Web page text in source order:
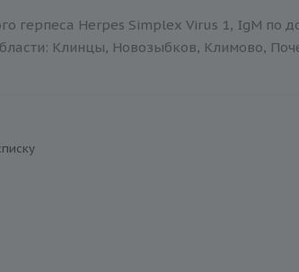
герпеса Herpes Simplex Virus 1, IgM по
Клинцы, Новозыбков, Климово,